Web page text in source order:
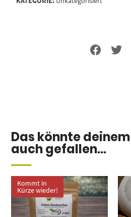
Das könnte
auch gefallen...
Kommt in
Kürze wieder!